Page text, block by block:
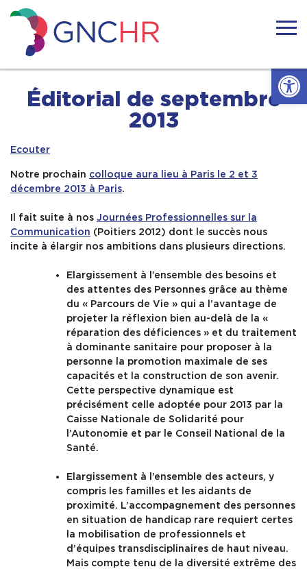
Ouvrir
to
content
GNCHR
Accueil
Nous connaitre
Handicaps rares
Notre réseau
Nos actions
Éditorial de septembre
2013
Ecouter
Notre prochain colloque aura lieu à Paris le 2 et 3
décembre 2013 à Paris.
Il fait suite à nos Journées Professionnelles sur la
Communication (Poitiers 2012) dont le succès nous
incite à élargir nos ambitions dans plusieurs directions.
Elargissement à l’ensemble des besoins et
des attentes des Personnes grâce au thème
du « Parcours de Vie » qui a l’avantage de
projeter la réflexion bien au-delà de la «
réparation des déficiences » et du traitement
à dominante sanitaire pour proposer à la
personne la promotion maximale de ses
capacités et la construction de son avenir.
Cette perspective dynamique est
précisément celle adoptée pour 2013 par la
Caisse Nationale de Solidarité pour
l’Autonomie et par le Conseil National de la
Santé.
Elargissement à l’ensemble des acteurs, y
compris les familles et les aidants de
proximité. L’accompagnement des personnes
en situation de handicap rare requiert certes
la mobilisation de professionnels et
d’équipes transdisciplinaires de haut niveau.
Mais compte tenu de la diversité extrême des